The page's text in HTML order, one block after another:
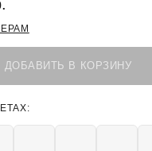
ДОБАВИТЬ В КОРЗИНУ